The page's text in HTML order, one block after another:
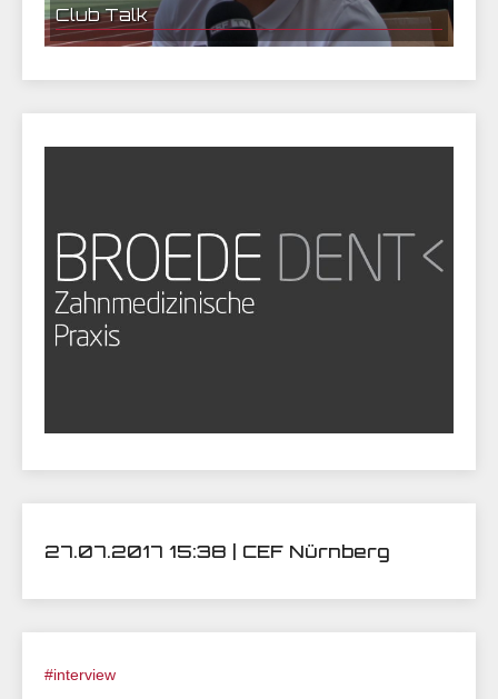
Club Talk
Tim Leibold im Interview
27.07.2017 15:38 | CEF Nürnberg
#interview